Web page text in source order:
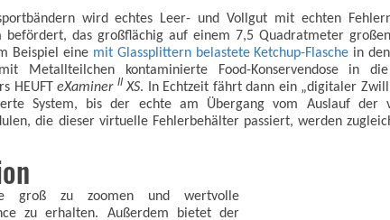
wird echtes Leer- und Vollgut mit echten
befördert, das großflächig auf einem 7,5 Quadratmeter
Beispiel eine mit Glassplittern belastete Ketchup-Flasche in
Metallteilchen kontaminierte Food-Konservendose in
HEUFT eXaminer II XS. In Echtzeit fährt dann ein „digitaler
System, bis der echte am Übergang vom Auslauf der
die dieser virtuelle Fehlerbehälter passiert, werden
groß zu zoomen und wertvolle
zu erhalten. Außerdem bietet der